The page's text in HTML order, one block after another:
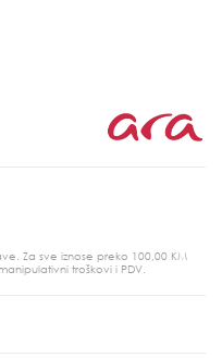
Za sve iznose preko 100,00 KM
troškovi i PDV.